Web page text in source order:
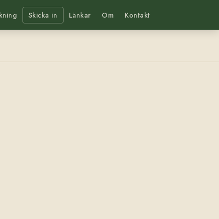
Skicka in Länkar Om Kontakt